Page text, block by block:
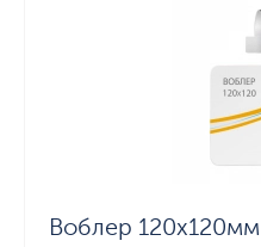
Воблер 120х120мм